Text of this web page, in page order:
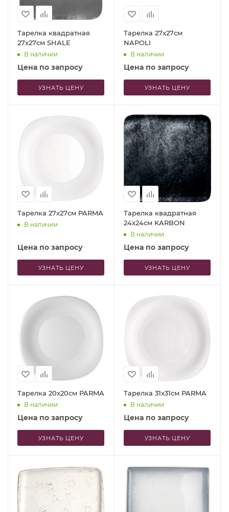
Тарелка квадратная
27x27см SHALE
В наличии
Цена по запросу
УЗНАТЬ ЦЕНУ
Тарелка 27x27см
NAPOLI
В наличии
Цена по запросу
УЗНАТЬ ЦЕНУ
Тарелка 27x27см PARMA
В наличии
Цена по запросу
УЗНАТЬ ЦЕНУ
Тарелка квадратная
24x24см KARBON
В наличии
Цена по запросу
УЗНАТЬ ЦЕНУ
Тарелка 20x20см PARMA
В наличии
Цена по запросу
УЗНАТЬ ЦЕНУ
Тарелка 31x31см PARMA
В наличии
Цена по запросу
УЗНАТЬ ЦЕНУ